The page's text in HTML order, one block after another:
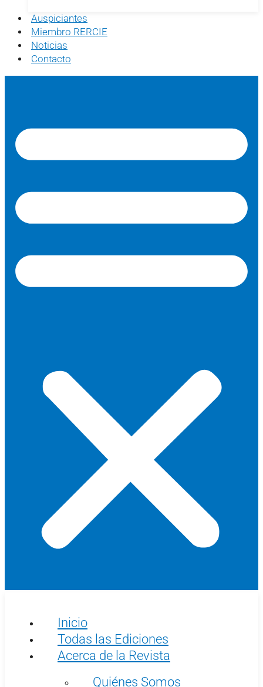
Auspiciantes
Miembro RERCIE
Noticias
Contacto
Inicio
Todas las Ediciones
Acerca de la Revista
Quiénes Somos